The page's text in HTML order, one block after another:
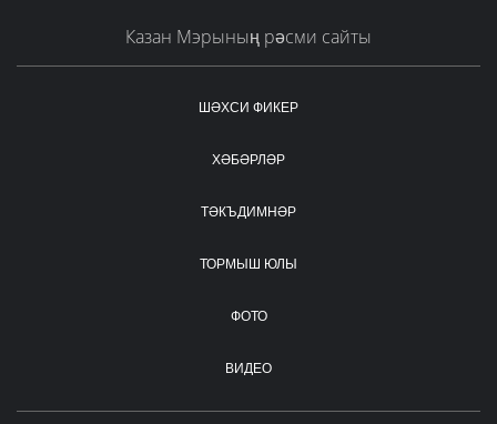
Казан Мэрының рәсми сайты
ШӘХСИ ФИКЕР
ХӘБӘРЛӘР
ТӘКЪДИМНӘР
ТОРМЫШ ЮЛЫ
ФОТО
ВИДЕО